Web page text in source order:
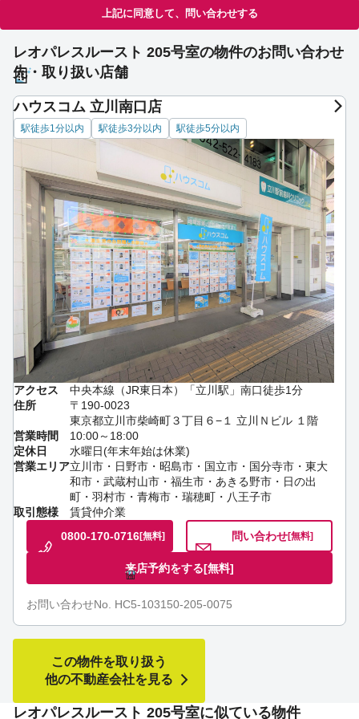
上記に同意して、問い合わせする
レオパレスルースト 205号室の物件のお問い合わせ
先・取り扱い店舗
ハウスコム 立川南口店
駅徒歩1分以内 駅徒歩3分以内 駅徒歩5分以内
アクセス
中央本線（JR東日本）「立川駅」南口徒歩1分
住所
〒190-0023
東京都立川市柴崎町３丁目６−１ 立川Ｎビル １階
営業時間
10:00～18:00
定休日
水曜日(年末年始は休業)
営業エリア立川市・日野市・昭島市・国立市・国分寺市・東大
和市・武蔵村山市・福生市・あきる野市・日の出
町・羽村市・青梅市・瑞穂町・八王子市
取引態様
賃貸仲介業
0800-170-0716[無料] 問い合わせ[無料]
来店予約をする[無料]
お問い合わせNo. HC5-103150-205-0075
この物件を取り扱う
他の不動産会社を見る
レオパレスルースト 205号室に似ている物件